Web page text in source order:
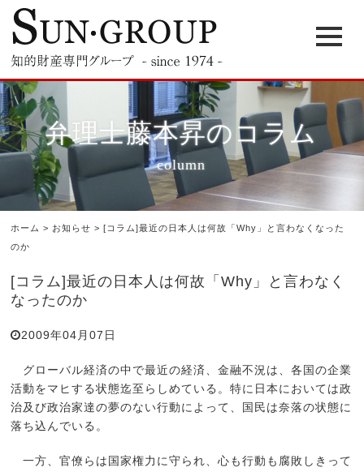
弁理士藤本昇のコラム
column
ホーム > お知らせ >[コラム]最近の日本人は何故「Why」と言わなくなった
のか
[コラム]最近の日本人は何故「Why」と言わなく
なったのか
2009年04月07日
グローバル経済の中で最近の経済、金融不況は、各国の企業
活動をマヒする状態迄至らしめている。特に日本においては政
治及び政治家達の夢のない行動によって、国民は奈落の状態に
落ち込んでいる。
一方、官僚らは国家権力に守られ、心も行動も腐敗しきって